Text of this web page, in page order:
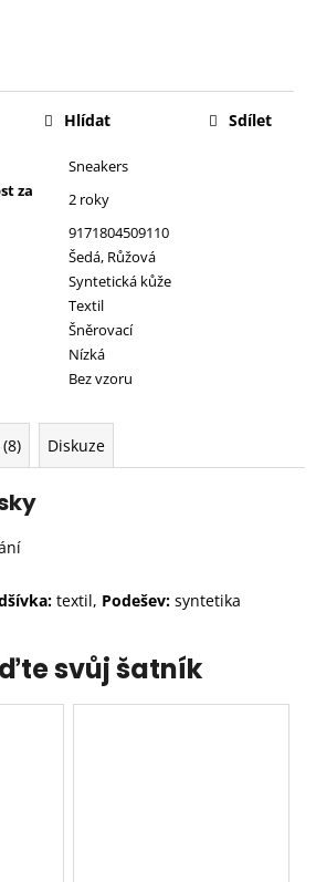
Sneakers
za
2 roky
9171804509110
Šedá, Růžová
Syntetická kůže
Textil
Šněrovací
Nízká
Bez vzoru
Hlídat Sdílet
Diskuze
textil, Podešev: syntetika
svůj šatník